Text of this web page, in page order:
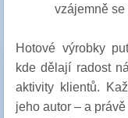
vzájemně
Hotové výrobky
kde dělají radost
aktivity klientů.
jeho autor – a